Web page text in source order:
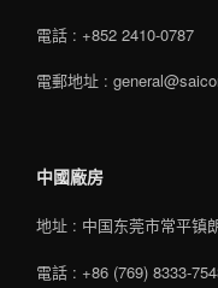
電話 : +852 2410-0787
電郵地址 :
中國廠房
地址 : 中国东莞市常平镇
電話 : +86 (769) 8333-